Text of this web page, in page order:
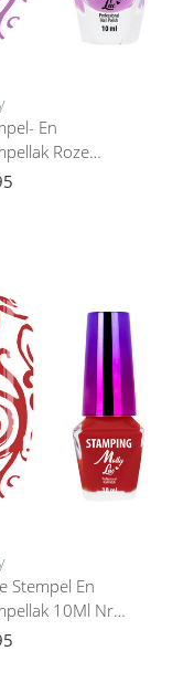
En
Roze
Nr. 6
Stempel En
10Ml Nr.